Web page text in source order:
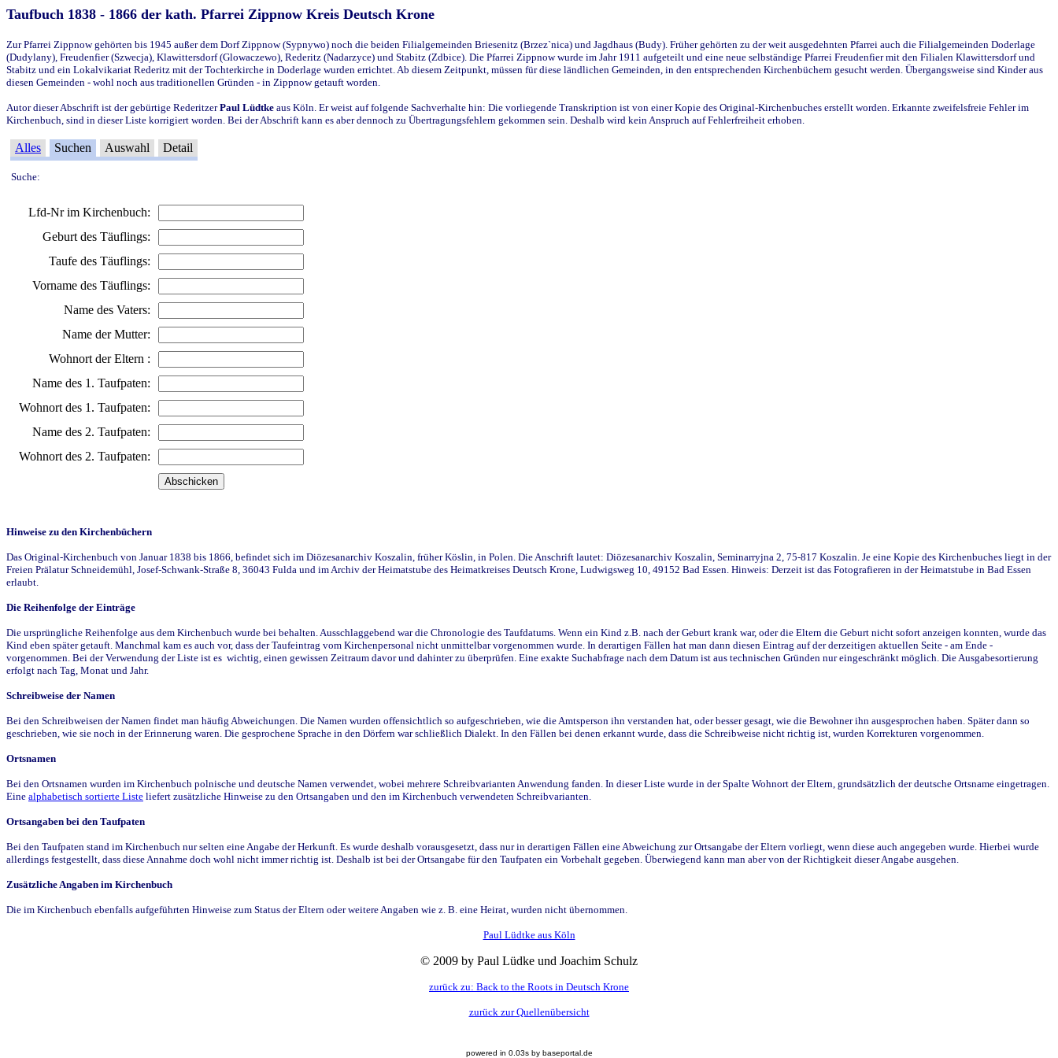
Taufbuch 1838 - 1866 der kath. Pfarrei Zippnow Kreis Deutsch Krone
Zur Pfarrei Zippnow gehörten bis 1945 außer dem Dorf Zippnow (Sypnywo) noch die beiden Filialgemeinden Briesenitz (Brzez`nica) und Jagdhaus (Budy). Früher gehörten zu der weit ausgedehnten Pfarrei auch die Filialgemeinden Doderlage
(Dudylany), Freudenfier (Szwecja), Klawittersdorf (Glowaczewo), Rederitz (Nadarzyce) und Stabitz (Zdbice). Die Pfarrei Zippnow wurde im Jahr 1911 aufgeteilt und eine neue selbständige Pfarrei Freudenfier mit den Filialen Klawittersdorf und
Stabitz und ein Lokalvikariat Rederitz mit der Tochterkirche in Doderlage wurden errichtet. Ab diesem Zeitpunkt, müssen für diese ländlichen Gemeinden, in den entsprechenden Kirchenbüchern gesucht werden. Übergangsweise sind Kinder aus
diesen Gemeinden - wohl noch aus traditionellen Gründen - in Zippnow getauft worden.
Autor dieser Abschrift ist der gebürtige RederitzerPaul Lüdtke aus Köln. Er weist auf folgende Sachverhalte hin: Die vorliegende Transkription ist von einer Kopie des Original-Kirchenbuches erstellt worden. Erkannte zweifelsfreie Fehler im
Kirchenbuch, sind in dieser Liste korrigiert worden. Bei der Abschrift kann es aber dennoch zu Übertragungsfehlern gekommen sein. Deshalb wird kein Anspruch auf Fehlerfreiheit erhoben.
Alles Suchen Auswahl Detail
Suche:
Lfd-Nr im Kirchenbuch:
Geburt des Täuflings:
Taufe des Täuflings:
Vorname des Täuflings:
Name des Vaters:
Name der Mutter:
Wohnort der Eltern :
Name des 1. Taufpaten:
Wohnort des 1. Taufpaten:
Name des 2. Taufpaten:
Wohnort des 2. Taufpaten:
Hinweise zu den Kirchenbüchern
Das Original-Kirchenbuch von Januar 1838 bis 1866, befindet sich im Diözesanarchiv Koszalin, früher Köslin, in Polen. Die Anschrift lautet: Diözesanarchiv Koszalin, Seminarryjna 2, 75-817 Koszalin. Je eine Kopie des Kirchenbuches liegt in der
Freien Prälatur Schneidemühl, Josef-Schwank-Straße 8, 36043 Fulda und im Archiv der Heimatstube des Heimatkreises Deutsch Krone, Ludwigsweg 10, 49152 Bad Essen. Hinweis: Derzeit ist das Fotografieren in der Heimatstube in Bad Essen
erlaubt.
Die Reihenfolge der Einträge
Die ursprüngliche Reihenfolge aus dem Kirchenbuch wurde bei behalten. Ausschlaggebend war die Chronologie des Taufdatums. Wenn ein Kind z.B. nach der Geburt krank war, oder die Eltern die Geburt nicht sofort anzeigen konnten, wurde das
Kind eben später getauft. Manchmal kam es auch vor, dass der Taufeintrag vom Kirchenpersonal nicht unmittelbar vorgenommen wurde. In derartigen Fällen hat man dann diesen Eintrag auf der derzeitigen aktuellen Seite - am Ende -
vorgenommen. Bei der Verwendung der Liste ist es wichtig, einen gewissen Zeitraum davor und dahinter zu überprüfen. Eine exakte Suchabfrage nach dem Datum ist aus technischen Gründen nur eingeschränkt möglich. Die Ausgabesortierung
erfolgt nach Tag, Monat und Jahr.
Schreibweise der Namen
Bei den Schreibweisen der Namen findet man häufig Abweichungen. Die Namen wurden offensichtlich so aufgeschrieben, wie die Amtsperson ihn verstanden hat, oder besser gesagt, wie die Bewohner ihn ausgesprochen haben. Später dann so
geschrieben, wie sie noch in der Erinnerung waren. Die gesprochene Sprache in den Dörfern war schließlich Dialekt. In den Fällen bei denen erkannt wurde, dass die Schreibweise nicht richtig ist, wurden Korrekturen vorgenommen.
Ortsnamen
Bei den Ortsnamen wurden im Kirchenbuch polnische und deutsche Namen verwendet, wobei mehrere Schreibvarianten Anwendung fanden. In dieser Liste wurde in der Spalte Wohnort der Eltern, grundsätzlich der deutsche Ortsname eingetragen.
Eine alphabetisch sortierte Liste liefert zusätzliche Hinweise zu den Ortsangaben und den im Kirchenbuch verwendeten Schreibvarianten.
Ortsangaben bei den Taufpaten
Bei den Taufpaten stand im Kirchenbuch nur selten eine Angabe der Herkunft. Es wurde deshalb vorausgesetzt, dass nur in derartigen Fällen eine Abweichung zur Ortsangabe der Eltern vorliegt, wenn diese auch angegeben wurde. Hierbei wurde
allerdings festgestellt, dass diese Annahme doch wohl nicht immer richtig ist. Deshalb ist bei der Ortsangabe für den Taufpaten ein Vorbehalt gegeben. Überwiegend kann man aber von der Richtigkeit dieser Angabe ausgehen.
Zusätzliche Angaben im Kirchenbuch
Die im Kirchenbuch ebenfalls aufgeführten Hinweise zum Status der Eltern oder weitere Angaben wie z. B. eine Heirat, wurden nicht übernommen.
Paul Lüdtke aus Köln
© 2009 by Paul Lüdke und Joachim Schulz
zurück zu: Back to the Roots in Deutsch Krone
zurück zur Quellenübersicht
powered in 0.03s by baseportal.de